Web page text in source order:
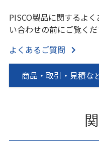
PISCO製品に関するよ
い合わせの前にご覧くだ
よくあるご質問
商品・取引・見積な